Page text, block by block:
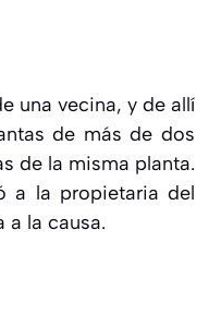
una vecina, y de allí
de más de dos
de la misma planta.
a la propietaria del
a la causa.